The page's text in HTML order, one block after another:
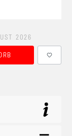
2026
ein oder